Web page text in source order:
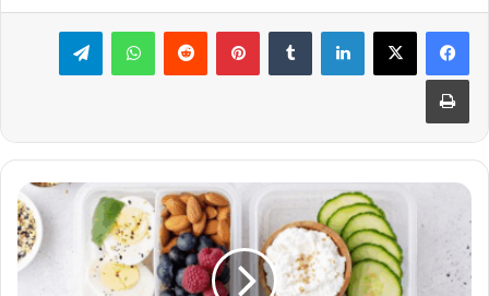
لینکدین ‫تامبلر پینترست‫رددیت واتس آپ تلگرام
چاپ
رژیم
کربوهیدرات
چیست؟
+